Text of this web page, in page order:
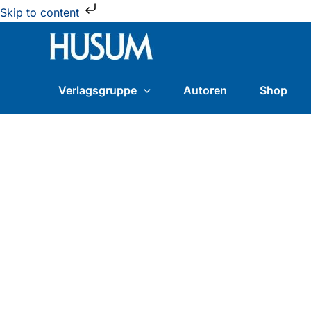
Skip to content
Zum
Verlagsgruppe Autoren Shop